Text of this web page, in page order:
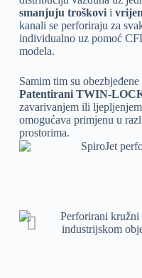
smanjuju troškovi i
kanali se perforiraju za
individualno uz pomoć
modela.
Samim tim su
Patentirani TWIN-
zavarivanjem ili
omogućava primjenu u
prostorima.